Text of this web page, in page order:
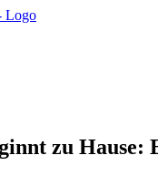
zu